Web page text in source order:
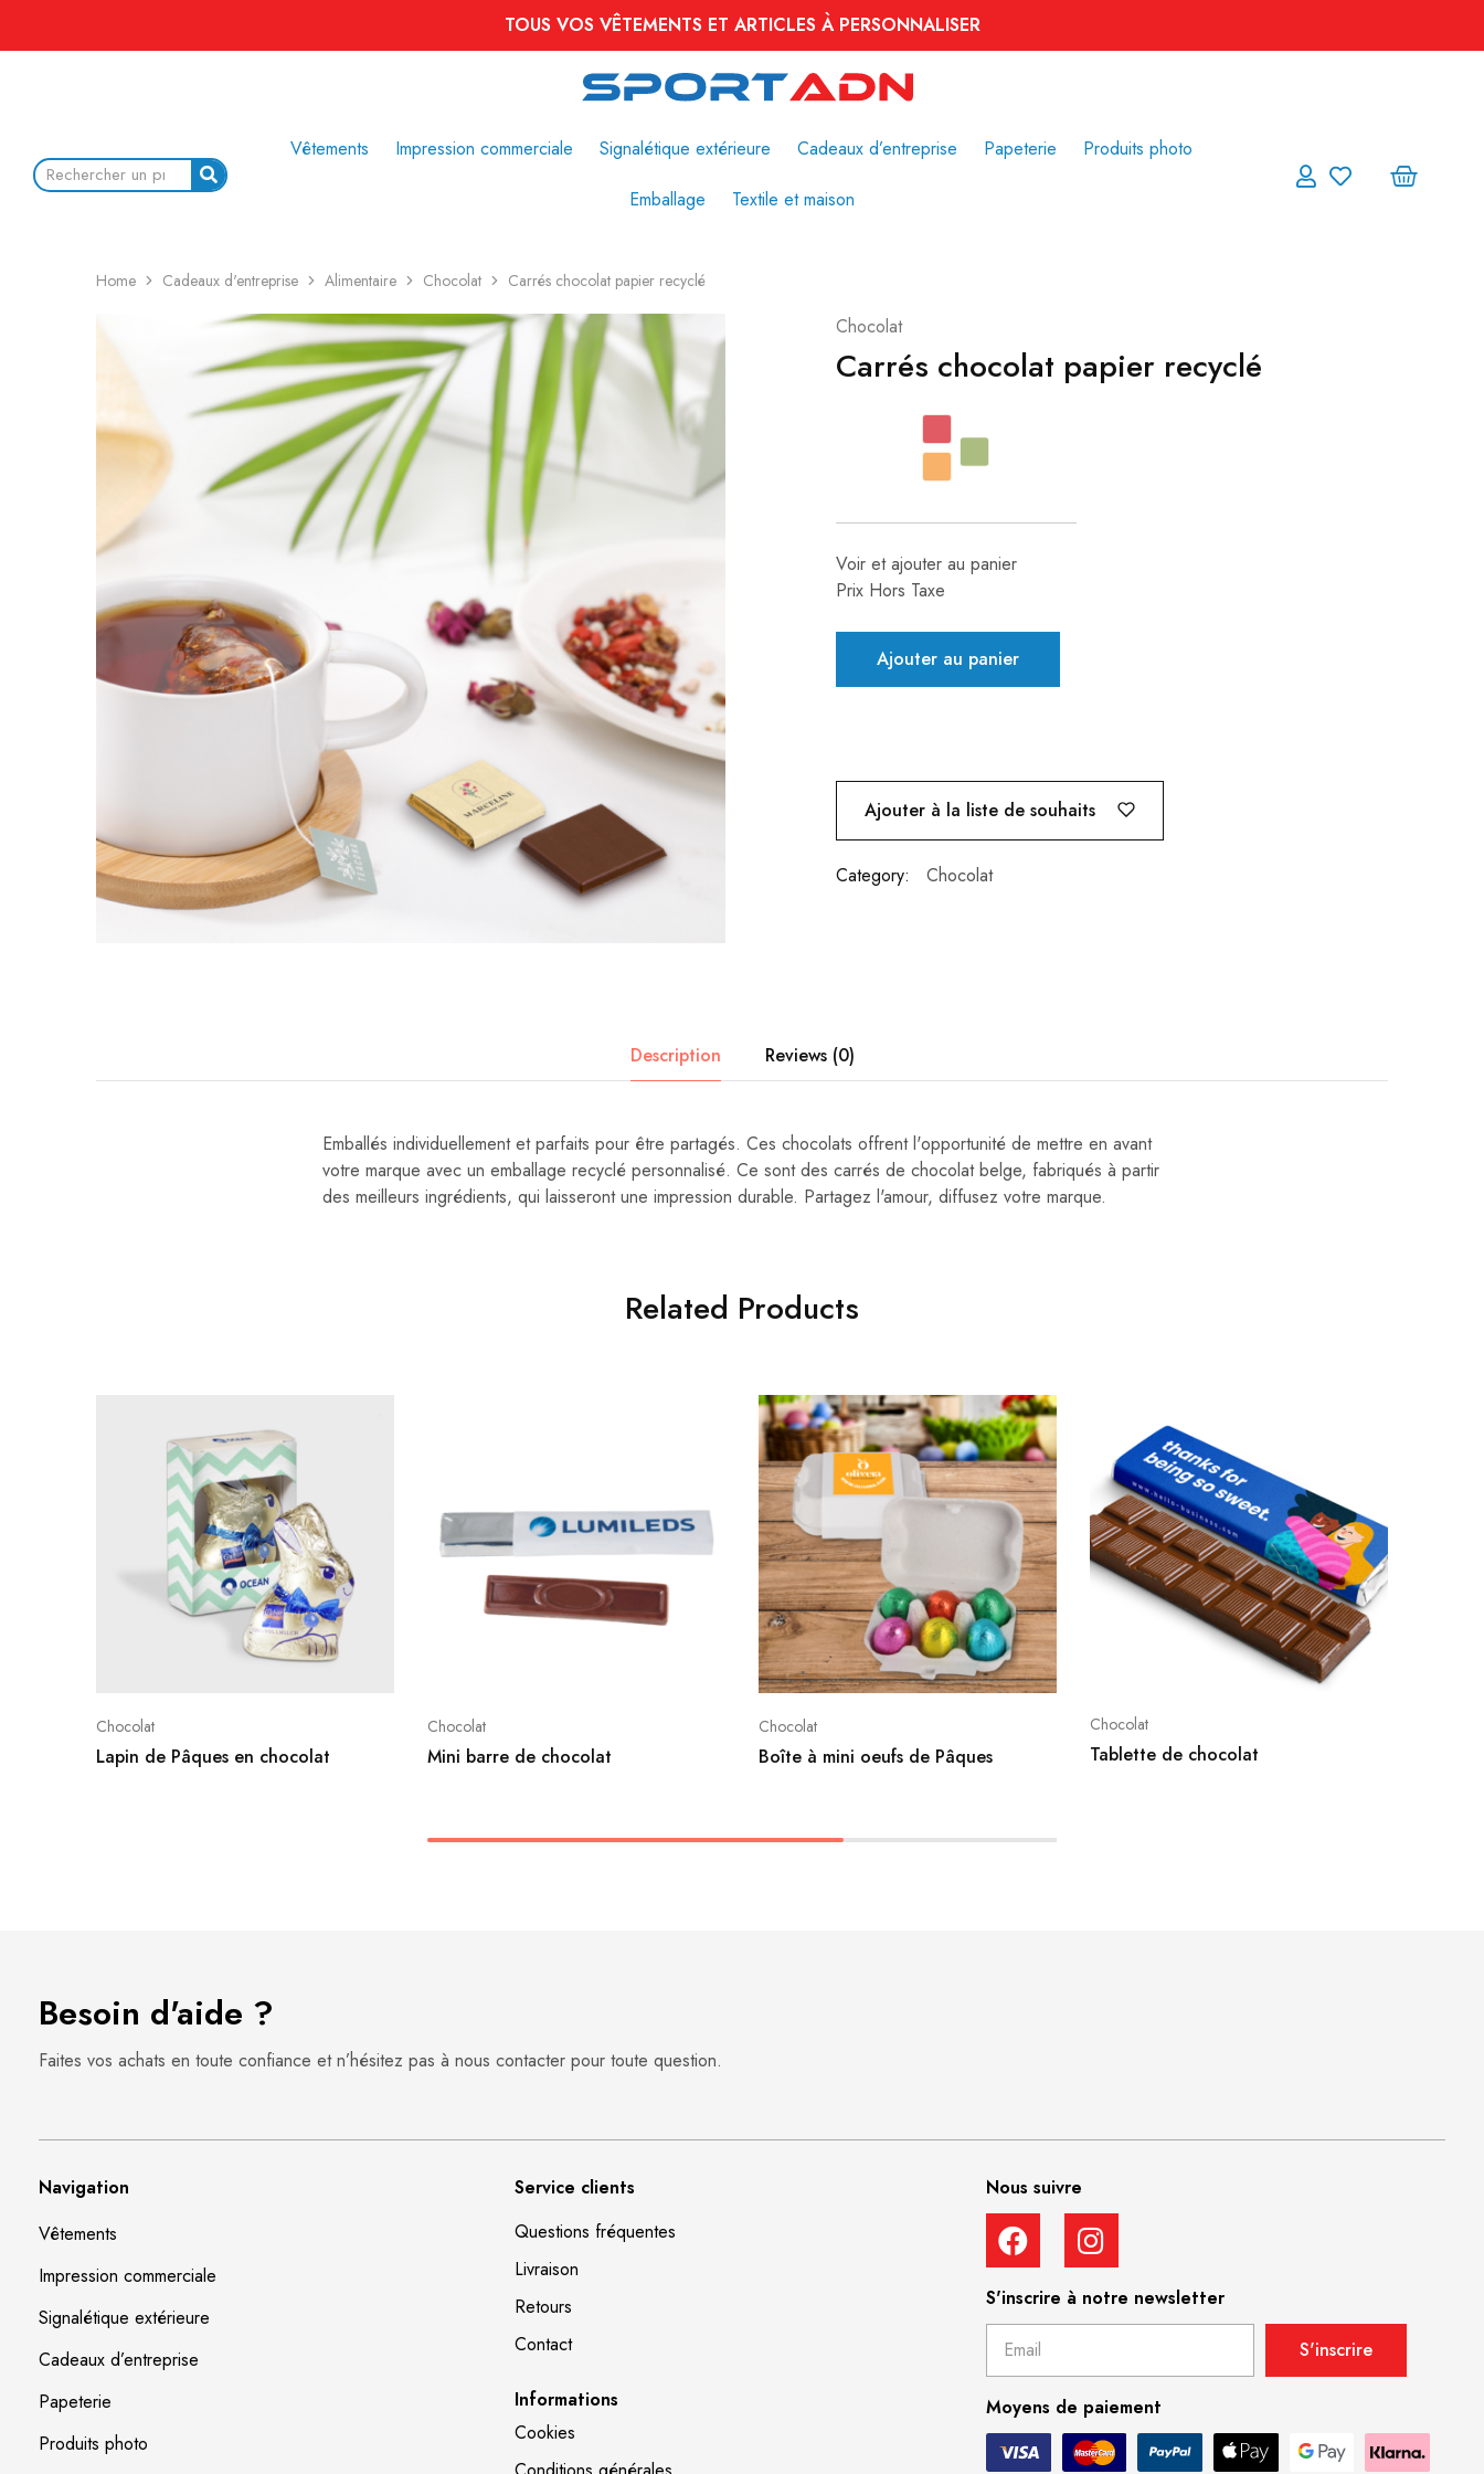
TOUS VOS VÊTEMENTS ET ARTICLES À PERSONNALISER
Vêtements Impression commerciale Signalétique extérieure Cadeaux d’entreprise Papeterie
Produits photo
Emballage
Textile et maison
Home Cadeaux d'entreprise Alimentaire Chocolat Carrés chocolat papier recyclé
Chocolat
Carrés chocolat papier recyclé
Voir et ajouter au panier
Prix Hors Taxe
Ajouter au panier
Ajouter à la liste de souhaits
Category: Chocolat
Description Reviews (0)
Emballés individuellement et parfaits pour être partagés. Ces chocolats offrent l'opportunité de mettre en avant
votre marque avec un emballage recyclé personnalisé. Ce sont des carrés de chocolat belge, fabriqués à partir
des meilleurs ingrédients, qui laisseront une impression durable. Partagez l'amour, diffusez votre marque.
Related Products
Chocolat
Lapin de Pâques en chocolat
Chocolat
Mini barre de chocolat
Chocolat
Boîte à mini oeufs de Pâques
Chocolat
Tablette de chocolat
Besoin d'aide ?
Faites vos achats en toute confiance et n’hésitez pas à nous contacter pour toute question.
Navigation
Vêtements
Impression commerciale
Signalétique extérieure
Cadeaux d’entreprise
Papeterie
Produits photo
Service clients
Questions fréquentes
Livraison
Retours
Contact
Informations
Cookies
Nous suivre
S'inscrire à notre newsletter
S'inscrire
Moyens de paiement